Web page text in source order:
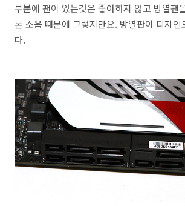
부분에 팬이 있는것은 좋아하지 않고 방열팬
론 소음 때문에 그렇지만요. 방열판이 디자인
다.